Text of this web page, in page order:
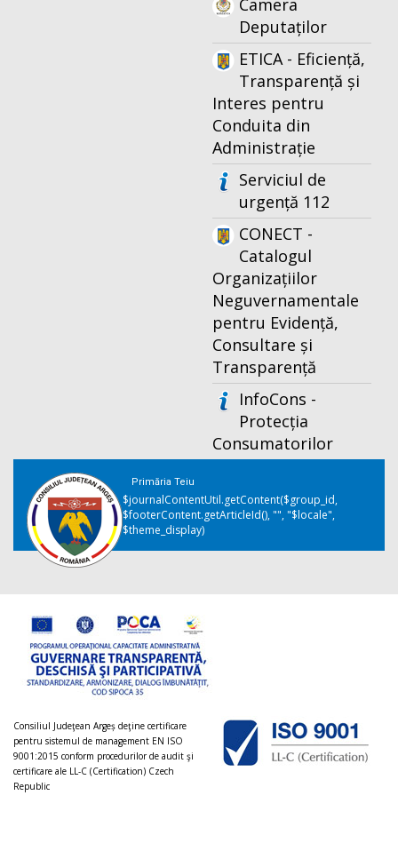
Camera
Deputaților
ETICA - Eficiență,
Transparență și
Interes pentru
Conduita din
Administrație
Serviciul de
urgență 112
CONECT -
Catalogul
Organizațiilor
Neguvernamentale
pentru Evidență,
Consultare și
Transparență
InfoCons -
Protecția
Consumatorilor
Primăria Teiu
$journalContentUtil.getContent($group_id,
$footerContent.getArticleId(), "", "$locale",
$theme_display)
Consiliul Judeţean Argeș deţine certificare
pentru sistemul de management EN ISO
9001:2015 conform procedurilor de audit şi
certificare ale LL-C (Certification) Czech
Republic